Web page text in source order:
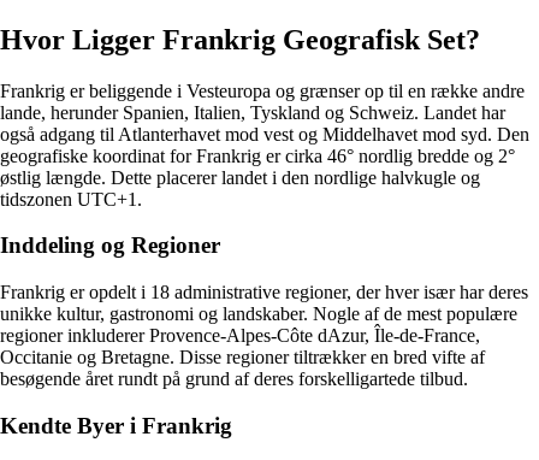
Hvor Ligger Frankrig Geografisk Set?
Frankrig er beliggende i Vesteuropa og grænser op til en række andre
lande, herunder Spanien, Italien, Tyskland og Schweiz. Landet har
også adgang til Atlanterhavet mod vest og Middelhavet mod syd. Den
geografiske koordinat for Frankrig er cirka 46° nordlig bredde og 2°
østlig længde. Dette placerer landet i den nordlige halvkugle og
tidszonen UTC+1.
Inddeling og Regioner
Frankrig er opdelt i 18 administrative regioner, der hver især har deres
unikke kultur, gastronomi og landskaber. Nogle af de mest populære
regioner inkluderer Provence-Alpes-Côte dAzur, Île-de-France,
Occitanie og Bretagne. Disse regioner tiltrækker en bred vifte af
besøgende året rundt på grund af deres forskelligartede tilbud.
Kendte Byer i Frankrig